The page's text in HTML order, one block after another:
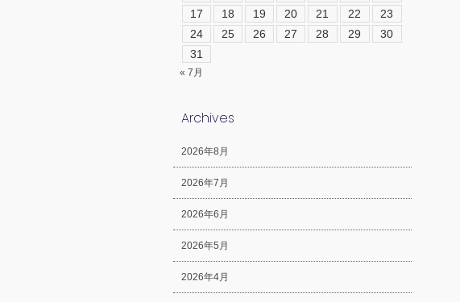
17
18 19 20 21 22
23
24
25 26 27 28 29
30
31
« 7月
Archives
2026年8月
2026年7月
2026年6月
2026年5月
2026年4月